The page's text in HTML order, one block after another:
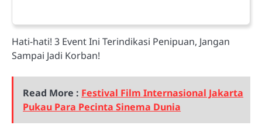
Hati-hati! 3 Event Ini Terindikasi Penipuan, Jangan
Sampai Jadi Korban!
Read More : Festival Film Internasional Jakarta
Pukau Para Pecinta Sinema Dunia